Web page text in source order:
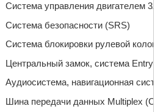
Система управления двигателем
Система безопасности (SRS)
Система блокировки рулевой колонки
Центральный замок, система
Аудиосистема, навигационная
Шина передачи данных Multiplex